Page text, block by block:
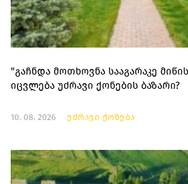
"გაჩნდა მოთხოვნა სააგარაკე
იცვლება უძრავი ქონების ბაზარი?
10. 08. 2026 უძრავი ქონება